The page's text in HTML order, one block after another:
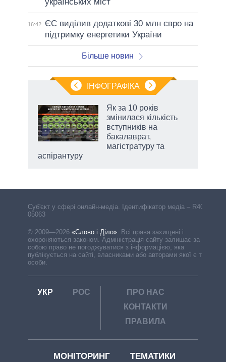
16:42
ЄС виділив додаткові 30 млн євро на
підтримку енергетики України
Більше новин
ІНФОГРАФІКА
Як за 10 років
змінилася кількість
вступників на
бакалаврат,
магістратуру та
аспірантуру
Cуб'єкт у сфері онлайн-медіа. Ідентифікатор медіа – R40-
05063
© 2009—2026 «Слово і Діло» Всі права захищені і
охороняються законом. Адміністрація сайту залишає за
собою право не погоджуватися з інформацією, яка
публікується на сайті, власниками або авторами якої є треті
особи.
УКР РОС
ПРО НАС
КОНТАКТИ
ПРАВИЛА
МОНІТОРИНГ ТЕМАТИКИ